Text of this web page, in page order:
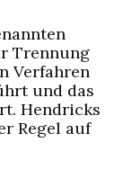
Trennung
Verfahren
und das
Hendricks
Regel auf